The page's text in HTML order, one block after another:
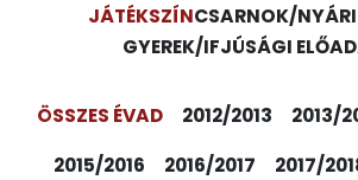
JÁTÉKSZÍNCSARNOK/
GYEREK/IFJÚSÁGI
ÖSSZES ÉVAD 2012/2013 2013/
2015/2016
2016/2017 2017/